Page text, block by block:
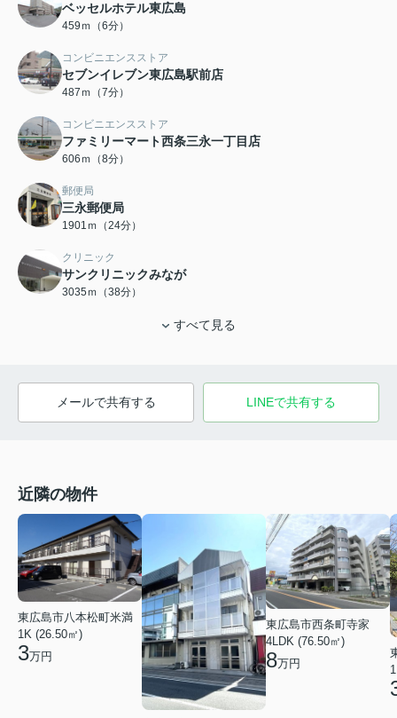
ベッセルホテル東広島
459ｍ（6分）
コンビニエンスストア
セブンイレブン東広島駅前店
487ｍ（7分）
コンビニエンスストア
ファミリーマート西条三永一丁目店
606ｍ（8分）
郵便局
三永郵便局
1901ｍ（24分）
クリニック
サンクリニックみなが
3035ｍ（38分）
すべて見る
メールで共有する LINEで共有する
近隣の物件
東広島市八本松町米満
1K (26.50㎡)
3万円
東広島市西条町寺家
4LDK (76.50㎡)
8万円